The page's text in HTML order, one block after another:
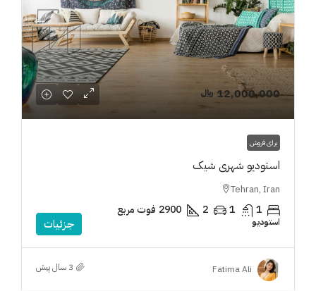
12,000,000 ﷼
برای فروش
استودیو شهری شیک
Tehran, Iran
1
1
2
2900 فوت مربع
استودیو جزئیات
Fatima Ali 3 سال پیش